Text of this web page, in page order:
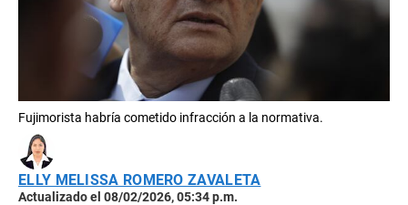
Fujimorista habría cometido infracción a la normativa.
ELLY MELISSA ROMERO ZAVALETA
Actualizado el 08/02/2026, 05:34 p.m.